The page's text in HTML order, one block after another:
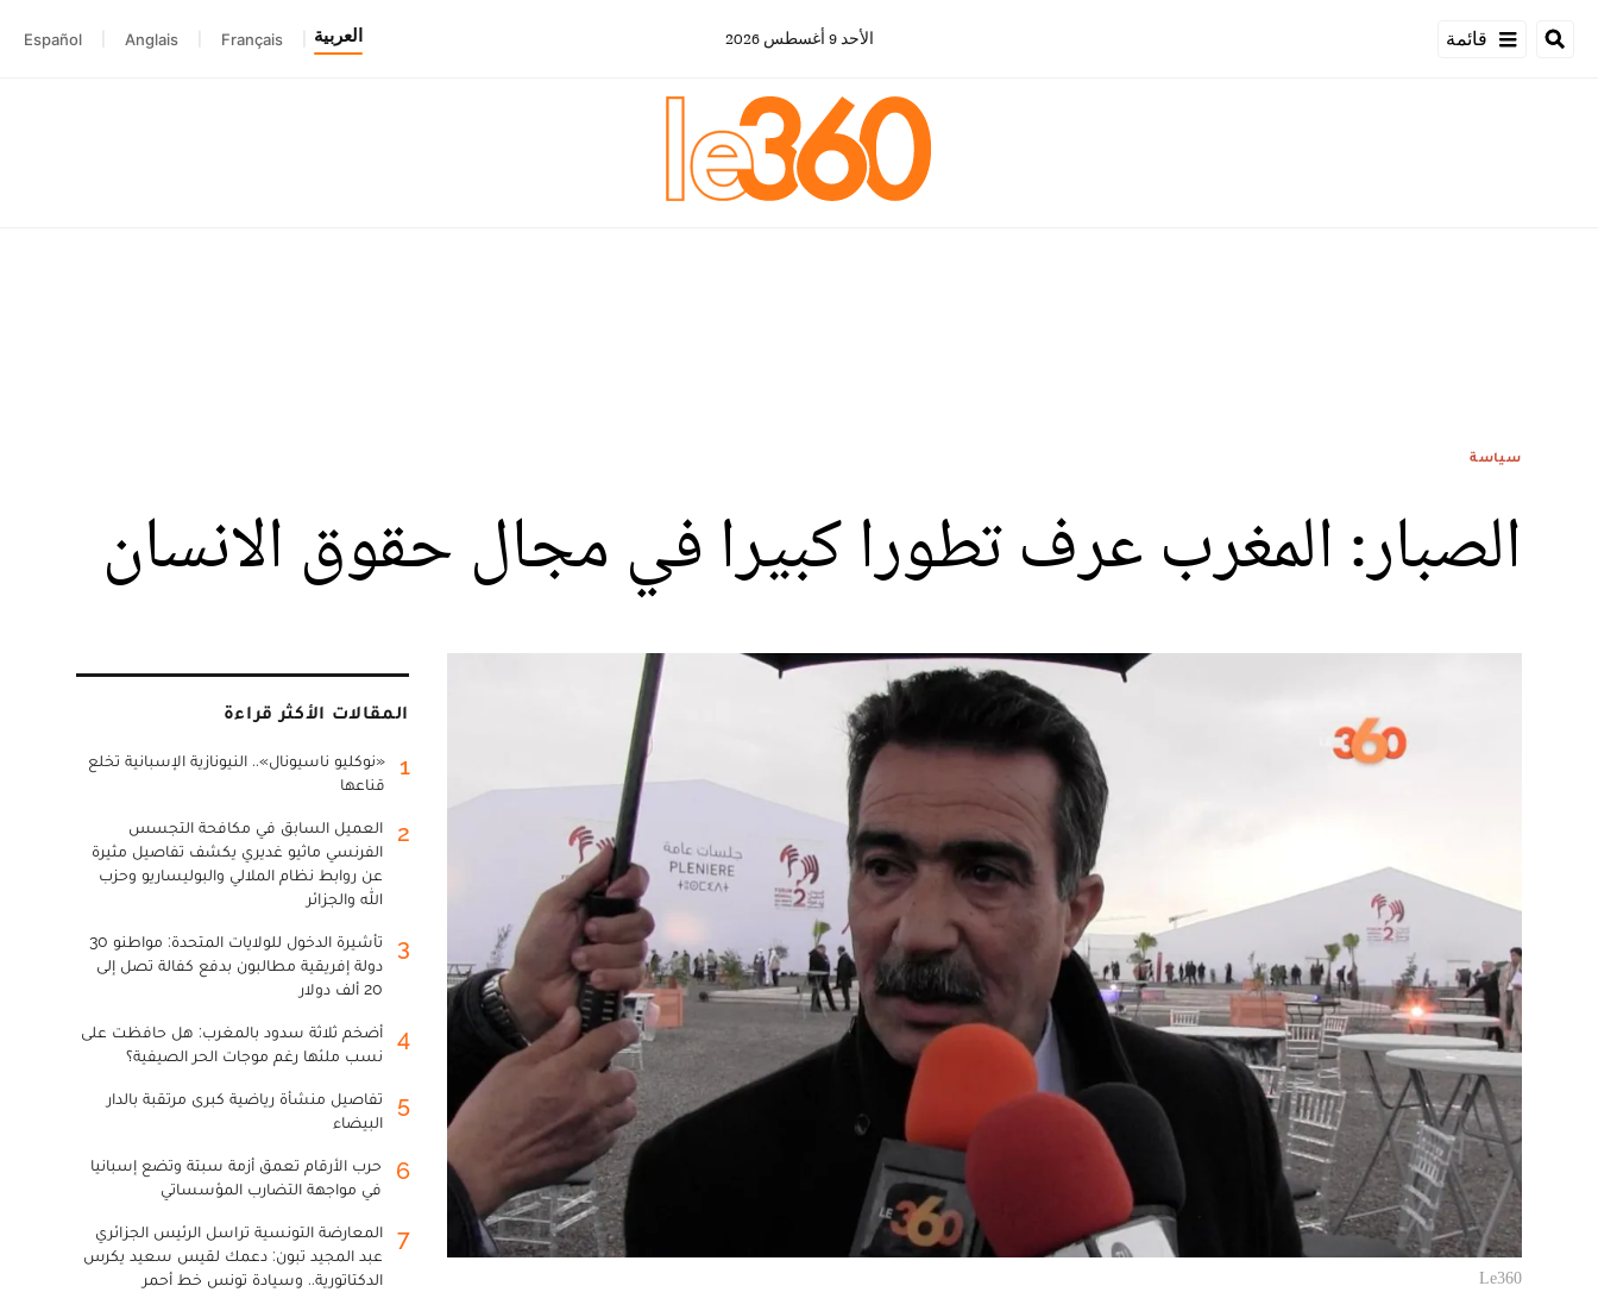
قائمة الأحد 9 أغسطس 2026 العربية Français
Anglais
Español
سياسة
الصبار: المغرب عرف تطورا كبيرا في مجال حقوق الانسان
Le360
المقالات الأكثر قراءة
1
«نوكليو ناسيونال».. النيونازية الإسبانية تخلع
قناعها
2
العميل السابق في مكافحة التجسس
الفرنسي ماثيو غديري يكشف تفاصيل مثيرة
عن روابط نظام الملالي والبوليساريو وحزب
الله والجزائر
3
تأشيرة الدخول للولايات المتحدة: مواطنو 30
دولة إفريقية مطالبون بدفع كفالة تصل إلى
20 ألف دولار
4
أضخم ثلاثة سدود بالمغرب: هل حافظت على
نسب ملئها رغم موجات الحر الصيفية؟
5
تفاصيل منشأة رياضية كبرى مرتقبة بالدار
البيضاء
6
حرب الأرقام تعمق أزمة سبتة وتضع إسبانيا
في مواجهة التضارب المؤسساتي
7
المعارضة التونسية تراسل الرئيس الجزائري
عبد المجيد تبون: دعمك لقيس سعيد يكرس
الدكتاتورية.. وسيادة تونس خط أحمر